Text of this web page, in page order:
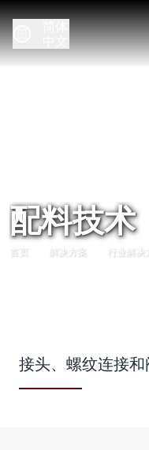
配料技术
首页 解决方案 行业解决
接头、螺纹连接